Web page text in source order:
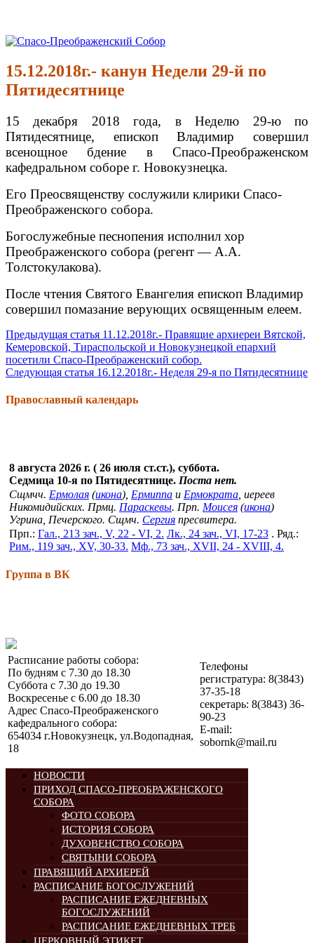
Перейти
содержимому
Спасо-Преображенский Собор
Спасо-Преображенский кафедральный Собор Новокузнецк
15.12.2018г.- канун Недели 29-й по
Пятидесятнице
15 декабря 2018 года, в Неделю 29-ю по
Пятидесятнице, епископ Владимир совершил
всенощное бдение в Спасо-Преображенском
кафедральном соборе г. Новокузнецка.
Его Преосвященству сослужили клирики Спасо-
Преображенского собора.
Богослужебные песнопения исполнил хор
Преображенского собора (регент — А.А.
Толстокулакова).
После чтения Святого Евангелия епископ Владимир
совершил помазание верующих освященным елеем.
Продолжить
чтение
Предыдущая статья 11.12.2018г.- Правящие архиереи Вятской,
Кемеровской, Тираспольской и Новокузнецкой епархий
посетили Спасо-Преображенский собор.
Следующая статья 16.12.2018г.- Неделя 29-я по Пятидесятнице
Православный календарь
8 августа 2026 г. ( 26 июля ст.ст.), суббота.
Седмица 10-я по Пятидесятнице. Поста нет.
Сщмчч. Ермолая (икона), Ермиппа и Ермократа , иереев
Никомидийских. Прмц. Параскевы. Прп. Моисея (икона)
Угрина, Печерского. Сщмч. Сергия пресвитера.
Прп.: Гал., 213 зач., V, 22 - VI, 2. Лк., 24 зач., VI, 17-23 . Ряд.:
Рим., 119 зач., XV, 30-33. Мф., 73 зач., XVII, 24 - XVIII, 4.
Группа в ВК
Расписание работы собора:
По будням с 7.30 до 18.30
Суббота с 7.30 до 19.30
Воскресенье с 6.00 до 18.30
Адрес Спасо-Преображенского
кафедрального собора:
654034 г.Новокузнецк, ул.Водопадная,
18
Телефоны
регистратура: 8(3843)
37-35-18
секретарь: 8(3843) 36-
90-23
E-mail:
sobornk@mail.ru
НОВОСТИ
ПРИХОД СПАСО-ПРЕОБРАЖЕНСКОГО
СОБОРА
ФОТО СОБОРА
ИСТОРИЯ СОБОРА
ДУХОВЕНСТВО СОБОРА
СВЯТЫНИ СОБОРА
ПРАВЯЩИЙ АРХИЕРЕЙ
РАСПИСАНИЕ БОГОСЛУЖЕНИЙ
РАСПИСАНИЕ ЕЖЕДНЕВНЫХ
БОГОСЛУЖЕНИЙ
РАСПИСАНИЕ ЕЖЕДНЕВНЫХ ТРЕБ